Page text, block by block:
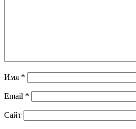
Имя *
Email *
Сайт